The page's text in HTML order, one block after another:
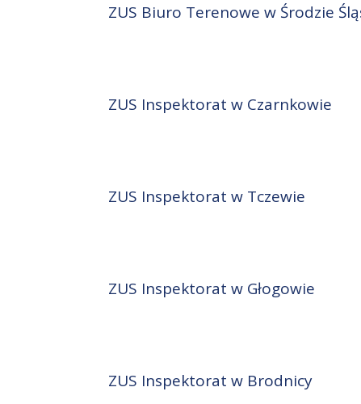
ZUS Biuro Terenowe w Środzie
ZUS Inspektorat w Czarnkowie
ZUS Inspektorat w Tczewie
ZUS Inspektorat w Głogowie
ZUS Inspektorat w Brodnicy